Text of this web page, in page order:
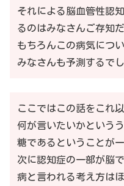
それによる脳血管性認
るのはみなさんご存知
もちろんこの病気につ
みなさんも予測するでし
ここではこの話をこれ
何が言いたいかという
糖であるということが一
次に認知症の一部が脳
病と言われる考え方は